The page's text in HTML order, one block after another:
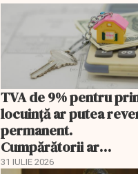
TVA de 9% pentru
locuință ar putea
permanent.
Cumpărătorii ar
economisi zeci de mii
31 IULIE 2026